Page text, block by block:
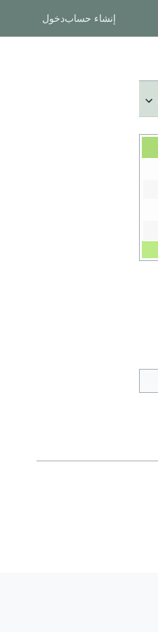
إنشاء حسابدخول